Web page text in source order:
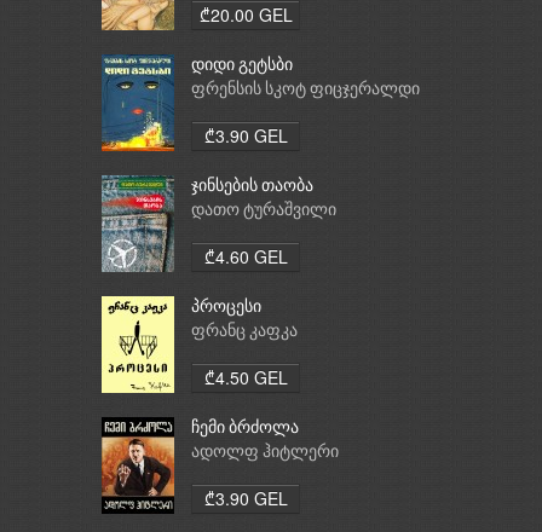
₾20.00 GEL
დიდი გეტსბი
ფრენსის სკოტ ფიცჯერალდი
₾3.90 GEL
ჯინსების თაობა
დათო ტურაშვილი
₾4.60 GEL
პროცესი
ფრანც კაფკა
₾4.50 GEL
ჩემი ბრძოლა
ადოლფ ჰიტლერი
₾3.90 GEL